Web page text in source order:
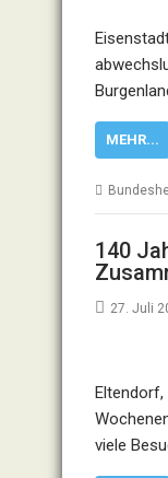
MEHR...
140
27. Juli
Eltendorf,
viele